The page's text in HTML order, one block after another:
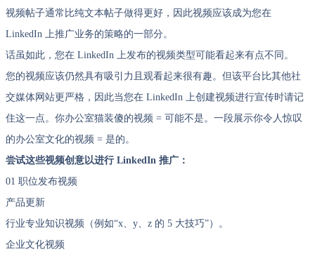
视频帖子通常比纯文本帖子做得更好，因此视频应该成为您在
LinkedIn 上推广业务的策略的一部分。
话虽如此，您在 LinkedIn 上发布的视频类型可能看起来有点不同。
您的视频应该仍然具有吸引力且观看起来很有趣。但该平台比其他社
交媒体网站更严格，因此当您在 LinkedIn 上创建视频进行宣传时请记
住这一点。你办公室猫装傻的视频 = 可能不是。一段展示你令人惊叹
的办公室文化的视频 = 是的。
尝试这些视频创意以进行 LinkedIn 推广：
01 职位发布视频
产品更新
行业专业知识视频（例如“x、y、z 的 5 大技巧”）。
企业文化视频